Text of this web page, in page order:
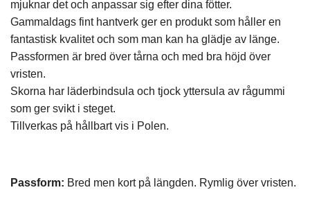
mjuknar det och anpassar sig efter dina fötter.
Gammaldags fint hantverk ger en produkt som håller en
fantastisk kvalitet och som man kan ha glädje av länge.
Passformen är bred över tårna och med bra höjd över
vristen.
Skorna har läderbindsula och tjock yttersula av rågummi
som ger svikt i steget.
Tillverkas på hållbart vis i Polen.
Passform: Bred men kort på längden. Rymlig över vristen.